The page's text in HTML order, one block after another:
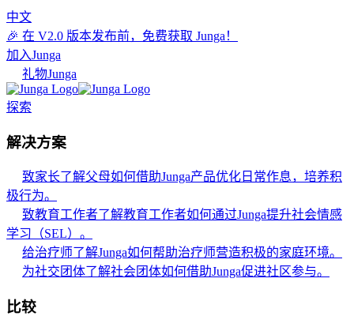
中文
🎉 在 V2.0 版本发布前，免费获取 Junga！
加入Junga
礼物Junga
探索
解决方案
致家长了解父母如何借助Junga产品优化日常作息，培养积
极行为。
致教育工作者了解教育工作者如何通过Junga提升社会情感
学习（SEL）。
给治疗师了解Junga如何帮助治疗师营造积极的家庭环境。
为社交团体了解社会团体如何借助Junga促进社区参与。
比较